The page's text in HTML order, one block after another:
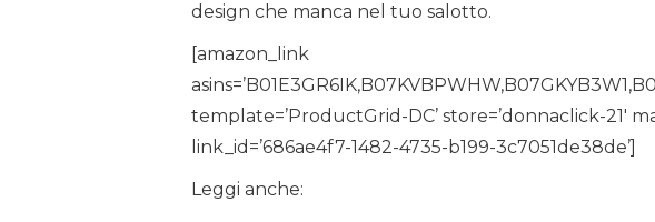
design che manca nel tuo salotto.
[amazon_link
template=’ProductGrid-DC’ store=’donnaclick-21′
link_id=’686ae4f7-1482-4735-b199-3c7051de38de’]
Leggi anche: